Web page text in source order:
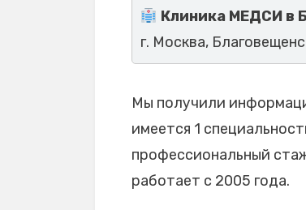
Клиника МЕДСИ в
г. Москва,
Мы получили
имеется 1
профессиональный
работает с 2005 года.